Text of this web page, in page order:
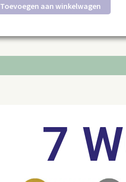
Toevoegen aan winkelwagen
7